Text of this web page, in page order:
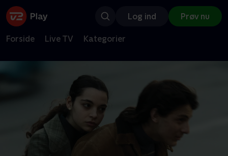
Log ind Prøv nu
Forside Live TV Kategorier